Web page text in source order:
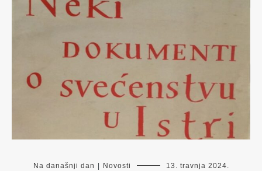
Na današnji dan Novosti 13. travnja 2024.